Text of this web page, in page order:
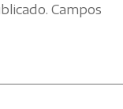
Campos